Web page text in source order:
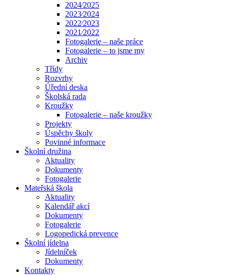
2024⁄2025
2023⁄2024
2022⁄2023
2021⁄2022
Fotogalerie – naše práce
Fotogalerie – to jsme my
Archiv
Třídy
Rozvrhy
Úřední deska
Školská rada
Kroužky
Fotogalerie – naše kroužky
Projekty
Úspěchy školy
Povinné informace
Školní družina
Aktuality
Dokumenty
Fotogalerie
Mateřská škola
Aktuality
Kalendář akcí
Dokumenty
Fotogalerie
Logopedická prevence
Školní jídelna
Jídelníček
Dokumenty
Kontakty